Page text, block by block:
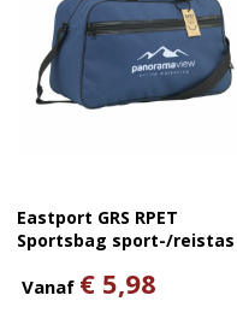
Eastport GRS RPET
Sportsbag sport-/reistas
Vanaf € 5,98